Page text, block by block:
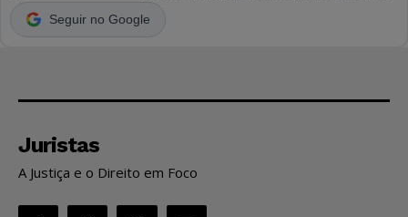
Seguir no Google
Juristas
A Justiça e o Direito em Foco